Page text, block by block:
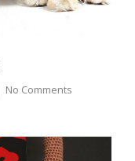
No Comments